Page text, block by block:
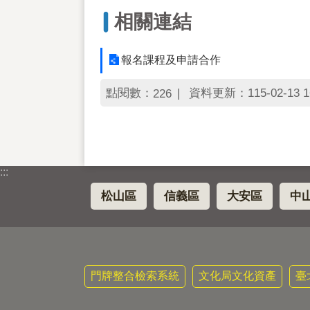
相關連結
報名課程及申請合作
點閱數： 226 資料更新：115-02-13
:::
松山區 信義區 大安區 中
門牌整合檢索系統 文化局文化資產 臺